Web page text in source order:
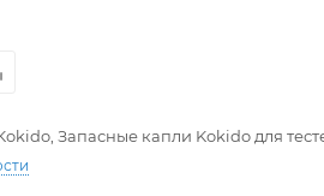
Запасные капли Kokido для